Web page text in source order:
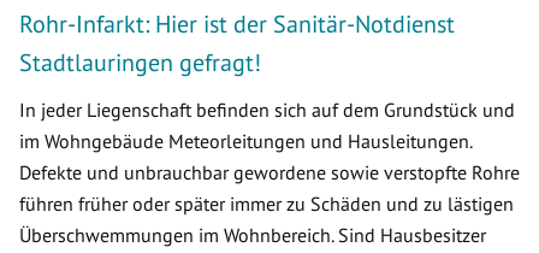
Rohr-Infarkt: Hier ist der Sanitär-Notdienst
Stadtlauringen gefragt!
In jeder Liegenschaft befinden sich auf dem Grundstück und
im Wohngebäude Meteorleitungen und Hausleitungen.
Defekte und unbrauchbar gewordene sowie verstopfte Rohre
führen früher oder später immer zu Schäden und zu lästigen
Überschwemmungen im Wohnbereich. Sind Hausbesitzer